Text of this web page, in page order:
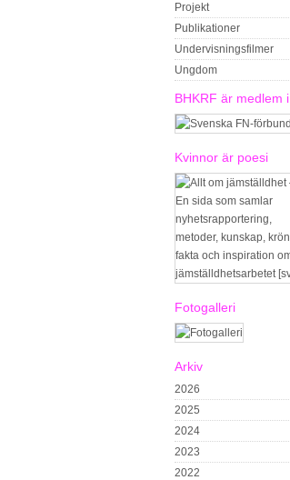
Projekt
Publikationer
Undervisningsfilmer
Ungdom
BHKRF är medlem i
Kvinnor är poesi
Fotogalleri
Arkiv
2026
2025
2024
2023
2022